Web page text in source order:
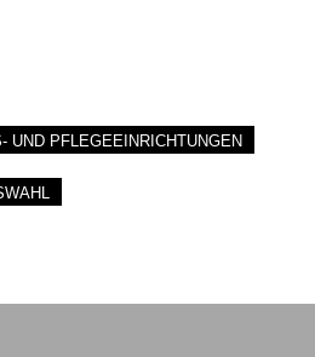
UND PFLEGEEINRICHTUNGEN